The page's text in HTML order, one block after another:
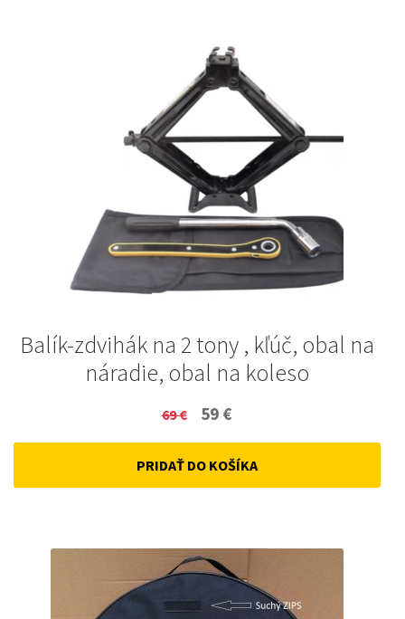
Balík-zdvihák na 2 tony , kľúč, obal na
náradie, obal na koleso
69€
Original
price
was:
59 €
price
is:
PRIDAŤ DO KOŠÍKA